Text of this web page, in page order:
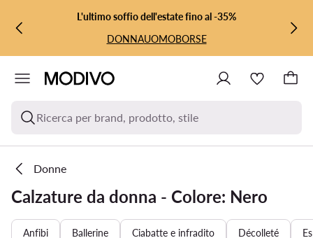
VAI AL CONTENUTO PRINCIPALE
VAI ALLA RICERCAL'ultimo soffio dell'estate fino al -35%
DONNAUOMOBORSE
Ricerca per brand, prodotto, stile
Donne
Calzature da donna - Colore: Nero
Anfibi Ballerine Ciabatte e infradito Décolleté